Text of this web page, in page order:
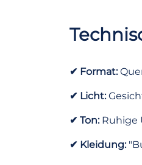
✔ Format:
✔ Licht:
✔ Ton:Ruhige
✔ Kleidung: